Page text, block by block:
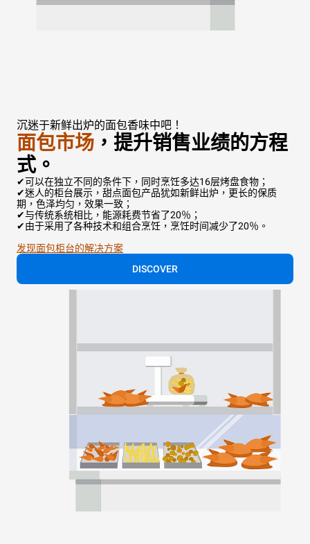
沉迷于新鲜出炉的面包香味中吧！
面包市场 ，提升销售业绩的方程
式。
✔可以在独立不同的条件下，同时烹饪多达16层烤盘食物；
✔迷人的柜台展示，甜点面包产品犹如新鲜出炉，更长的保质
期，色泽均匀，效果一致；
✔与传统系统相比，能源耗费节省了20％；
✔由于采用了各种技术和组合烹饪，烹饪时间减少了20％。
发现面包柜台的解决方案
DISCOVER